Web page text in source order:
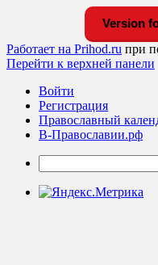
Version
Работает на Prihod.ru при
Перейти к верхней панели
Войти
Регистрация
Православный
В-Православии.рф